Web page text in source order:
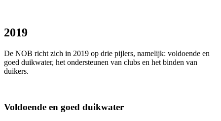
2019
De NOB richt zich in 2019 op drie pijlers, namelijk: voldoende en
goed duikwater, het ondersteunen van clubs en het binden van
duikers.
Voldoende en goed duikwater